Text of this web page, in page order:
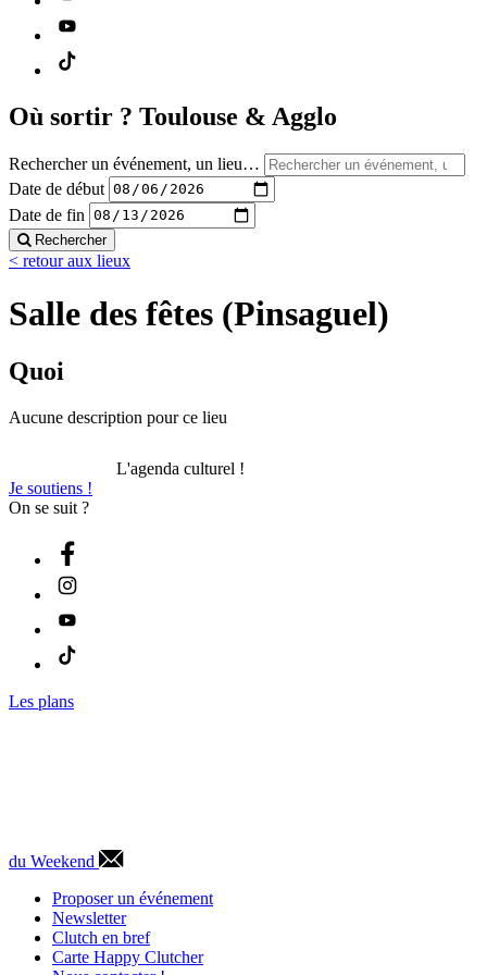
Où sortir ? Toulouse & Agglo
Rechercher un événement, un lieu…
Date de début
Date de fin
Rechercher
< retour aux lieux
Salle des fêtes (Pinsaguel)
Quoi
Aucune description pour ce lieu
L'agenda culturel !
Je soutiens !
On se suit ?
Les plans
du Weekend
Proposer un événement
Newsletter
Clutch en bref
Carte Happy Clutcher